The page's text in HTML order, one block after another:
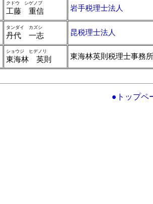
クドウ シゲノブ
工藤 重信 岩手税理士法人
タンダイ カズシ
丹代 一志 昆税理士法人
ショウジ ヒデノリ
東海林 英則 東海林英則税理士事務所
●トップペ